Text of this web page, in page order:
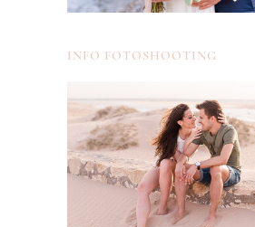
INFO FOTOSHOOTING